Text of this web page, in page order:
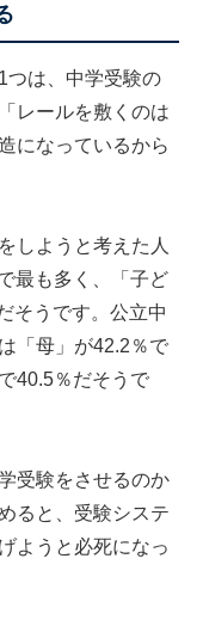
つは、中学受験の
レールを敷くのは
になっているから
しようと考えた人
最も多く、「子ど
そうです。公立中
「母」が42.2％で
40.5％だそうで
受験をさせるのか
ると、受験システ
ようと必死になっ